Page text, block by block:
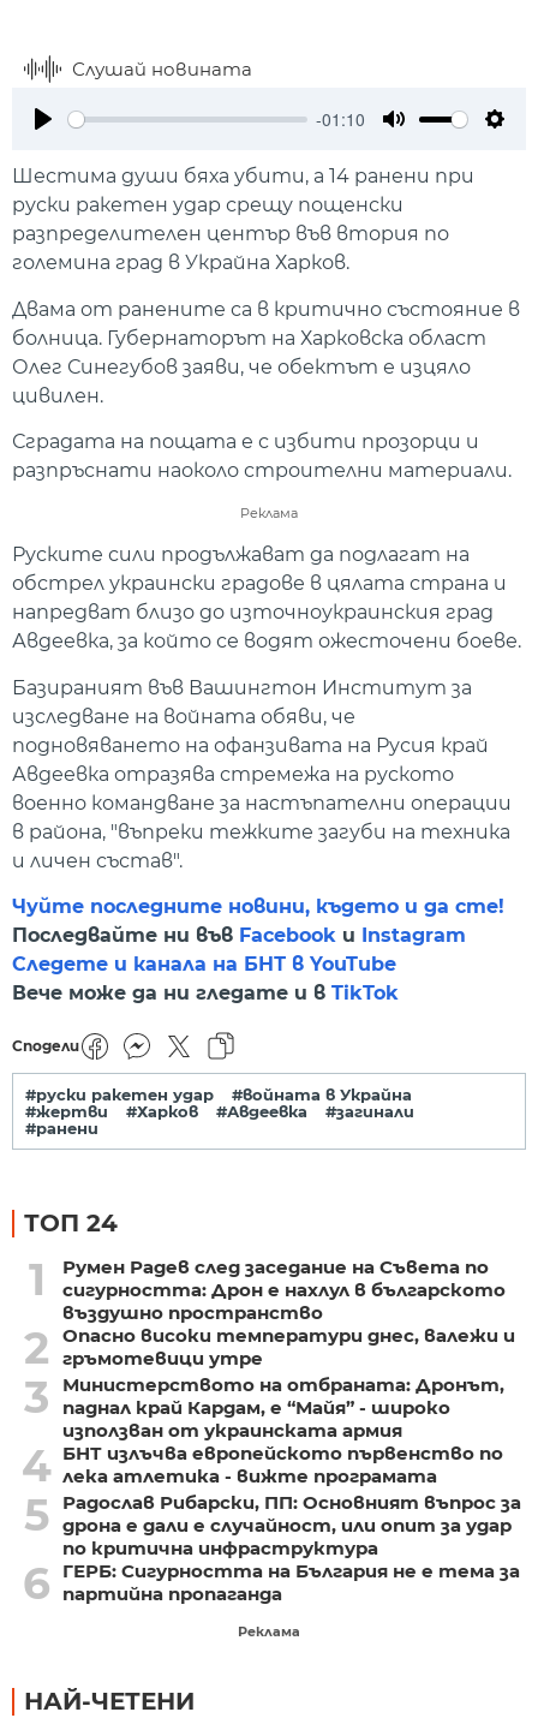
Слушай новината
-01:10
Шестима души бяха убити, а 14 ранени при
руски ракетен удар срещу пощенски
разпределителен център във втория по
големина град в Украйна Харков.
Двама от ранените са в критично състояние в
болница. Губернаторът на Харковска област
Олег Синегубов заяви, че обектът е изцяло
цивилен.
Сградата на пощата е с избити прозорци и
разпръснати наоколо строителни материали.
Реклама
Руските сили продължават да подлагат на
обстрел украински градове в цялата страна и
напредват близо до източноукраинския град
Авдеевка, за който се водят ожесточени боеве.
Базираният във Вашингтон Институт за
изследване на войната обяви, че
подновяването на офанзивата на Русия край
Авдеевка отразява стремежа на руското
военно командване за настъпателни операции
в района, "въпреки тежките загуби на техника
и личен състав".
Чуйте последните новини, където и да сте!
Последвайте ни във Facebook и Instagram
Следете и канала на БНТ в YouTube
Вече може да ни гледате и в TikTok
Сподели
#руски ракетен удар
#войната в Украйна
#жертви
#Харков #Авдеевка
#загинали
#ранени
ТОП 24
1
Румен Радев след заседание на Съвета по
сигурността: Дрон е нахлул в българското
въздушно пространство
2
Опасно високи температури днес, валежи и
гръмотевици утре
3
Министерството на отбраната: Дронът,
паднал край Кардам, е “Майя” - широко
използван от украинската армия
4 БНТ излъчва европейското първенство по
лека атлетика - вижте програмата
5
Радослав Рибарски, ПП: Основният въпрос за
дрона е дали е случайност, или опит за удар
по критична инфраструктура
6
ГЕРБ: Сигурността на България не е тема за
партийна пропаганда
Реклама
НАЙ-ЧЕТЕНИ